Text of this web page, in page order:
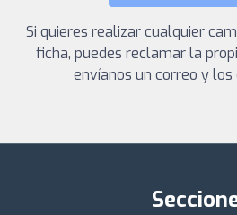
Si quieres realizar cualquier
ficha, puedes reclamar la
envíanos un correo y